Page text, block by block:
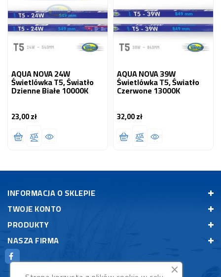
AQUA NOVA 24W
Świetlówka T5, Światło
Dzienne Białe 10000K
23,00 złCena
AQUA NOVA 39W
Świetlówka T5, Światło
Czerwone 13000K
32,00 złCena
INFORMACJA O SKLEPIE
TWOJE KONTO
PRODUKTY
NASZA FIRMA